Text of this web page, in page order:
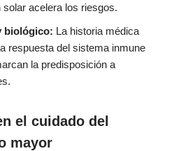
acelera los riesgos.
biológico: La historia médica
respuesta del sistema inmune
la predisposición a
el cuidado del
mayor